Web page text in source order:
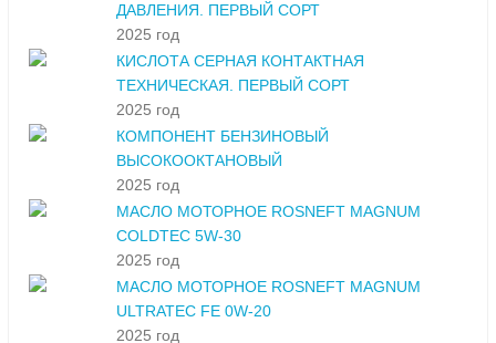
ДАВЛЕНИЯ. ПЕРВЫЙ СОРТ
2025 год
КИСЛОТА СЕРНАЯ КОНТАКТНАЯ
ТЕХНИЧЕСКАЯ. ПЕРВЫЙ СОРТ
2025 год
КОМПОНЕНТ БЕНЗИНОВЫЙ
ВЫСОКООКТАНОВЫЙ
2025 год
МАСЛО МОТОРНОЕ ROSNEFT MAGNUM
COLDTEC 5W-30
2025 год
МАСЛО МОТОРНОЕ ROSNEFT MAGNUM
ULTRATEC FE 0W-20
2025 год